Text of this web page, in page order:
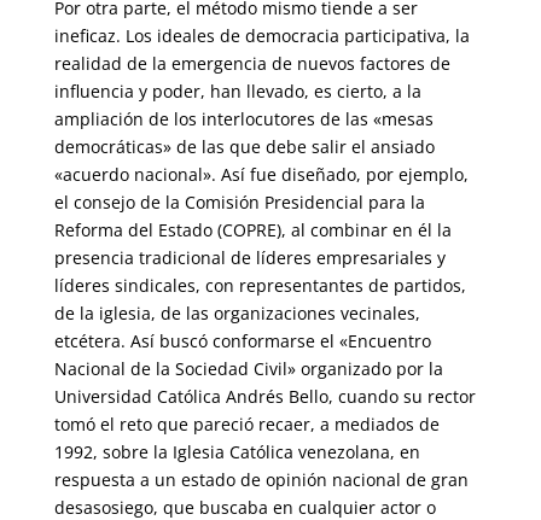
Por otra parte, el método mismo tiende a ser
ineficaz. Los ideales de democracia participativa, la
realidad de la emergencia de nuevos factores de
influencia y poder, han llevado, es cierto, a la
ampliación de los interlocutores de las «mesas
democráticas» de las que debe salir el ansiado
«acuerdo nacional». Así fue diseñado, por ejemplo,
el consejo de la Comisión Presidencial para la
Reforma del Estado (COPRE), al combinar en él la
presencia tradicional de líderes empresariales y
líderes sindicales, con representantes de partidos,
de la iglesia, de las organizaciones vecinales,
etcétera. Así buscó conformarse el «Encuentro
Nacional de la Sociedad Civil» organizado por la
Universidad Católica Andrés Bello, cuando su rector
tomó el reto que pareció recaer, a mediados de
1992, sobre la Iglesia Católica venezolana, en
respuesta a un estado de opinión nacional de gran
desasosiego, que buscaba en cualquier actor o